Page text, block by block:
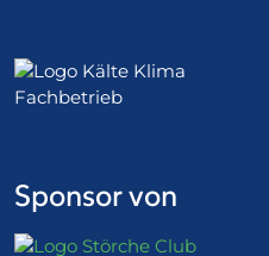
Sponsor von